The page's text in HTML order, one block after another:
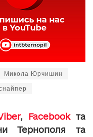
Микола Юрчишин
, Facebookта
Тернополя та